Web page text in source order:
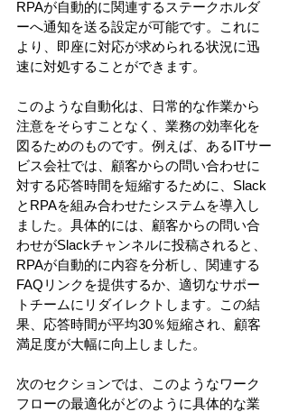
RPAが自動的に関連するステークホルダ
ーへ通知を送る設定が可能です。これに
より、即座に対応が求められる状況に迅
速に対処することができます。
このような自動化は、日常的な作業から
注意をそらすことなく、業務の効率化を
図るためのものです。例えば、あるITサー
ビス会社では、顧客からの問い合わせに
対する応答時間を短縮するために、Slack
とRPAを組み合わせたシステムを導入し
ました。具体的には、顧客からの問い合
わせがSlackチャンネルに投稿されると、
RPAが自動的に内容を分析し、関連する
FAQリンクを提供するか、適切なサポー
トチームにリダイレクトします。この結
果、応答時間が平均30％短縮され、顧客
満足度が大幅に向上しました。
次のセクションでは、このようなワーク
フローの最適化がどのように具体的な業